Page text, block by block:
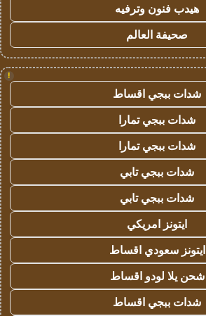
هيدب فنون وترفيه
صحيفة العالم
!
شدات ببجي اقساط
شدات ببجي تمارا
شدات ببجي تمارا
شدات ببجي تابي
شدات ببجي تابي
ايتونز امريكي
ايتونز سعودي اقساط
شحن يلا لودو اقساط
شدات ببجي اقساط